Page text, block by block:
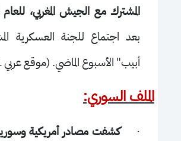
المشترك مع الجيش المغربي، للعام
بعد اجتماع للجنة العسكرية
أبيب" الأسبوع الماضي. (موقع عربي 21)
الملف السوري:
·كشفت مصادر أمريكية